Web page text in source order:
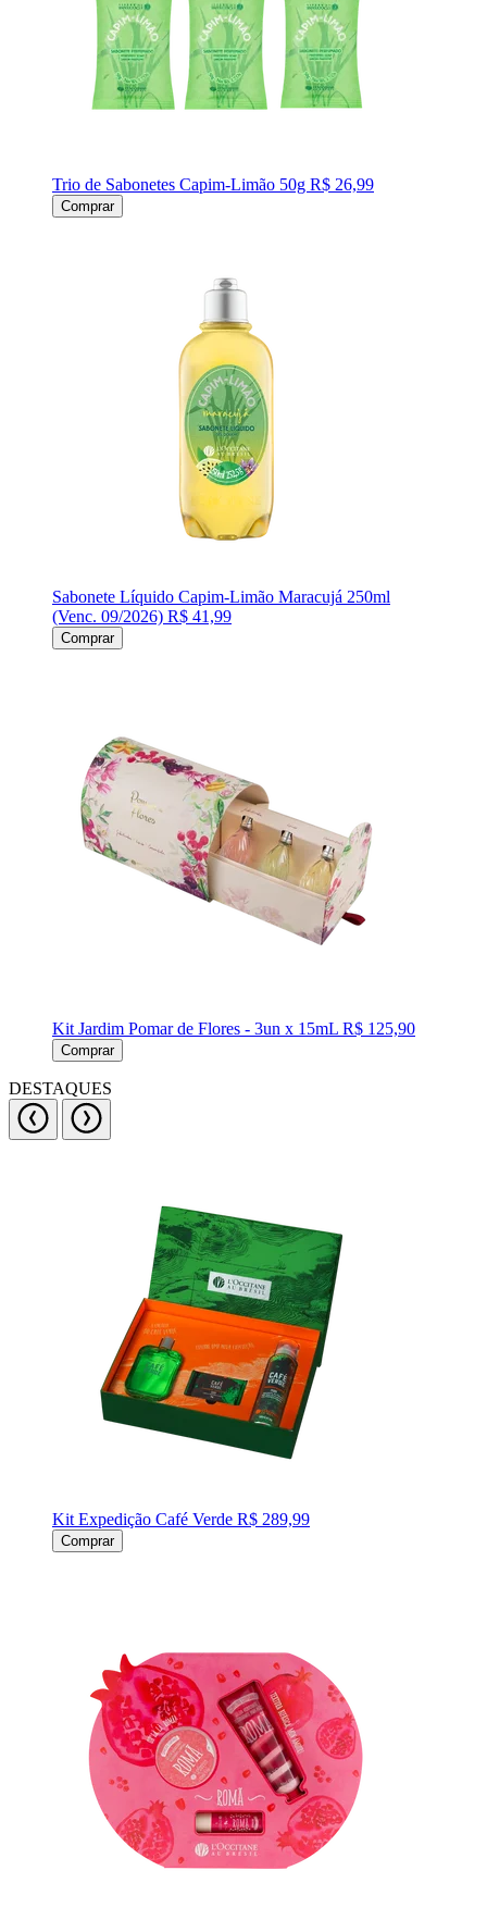
Trio de Sabonetes Capim-Limão 50g R$ 26,99
Comprar
Sabonete Líquido Capim-Limão Maracujá 250ml
(Venc. 09/2026) R$ 41,99
Comprar
Kit Jardim Pomar de Flores - 3un x 15mL R$ 125,90
Comprar
DESTAQUES
Kit Expedição Café Verde R$ 289,99
Comprar